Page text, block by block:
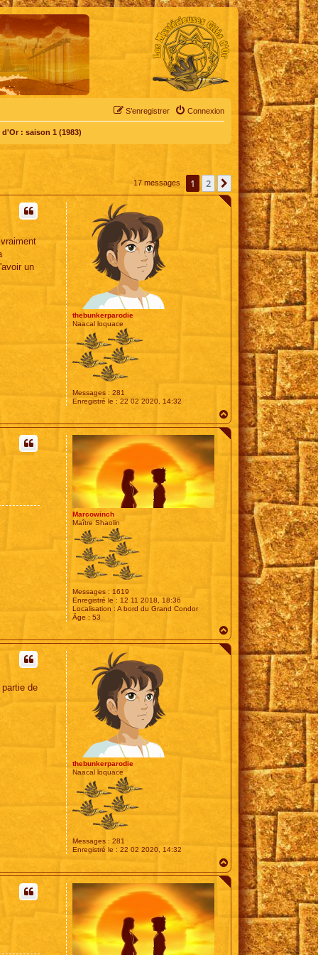
Connexion
S’enregistrer
: saison 1 (1983)
17 messages 1 2 Suivante
thebunkerparodie
Naacal loquace
Messages : 281
Enregistré le : 22 02 2020, 14:32
un
a
u
Marcowinch
Maître Shaolin
Messages : 1619
Enregistré le : 12 11 2018, 18:36
Localisation : A bord du Grand Condor
Âge : 53
a
u
thebunkerparodie
Naacal loquace
Messages : 281
Enregistré le : 22 02 2020, 14:32
de
a
u